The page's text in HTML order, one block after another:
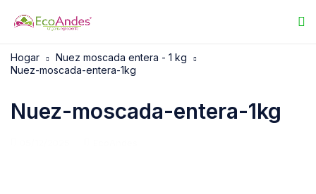
Hogar
Nuez moscada entera - 1 kg
Nuez-moscada-entera-1kg
Nuez-moscada-entera-1kg